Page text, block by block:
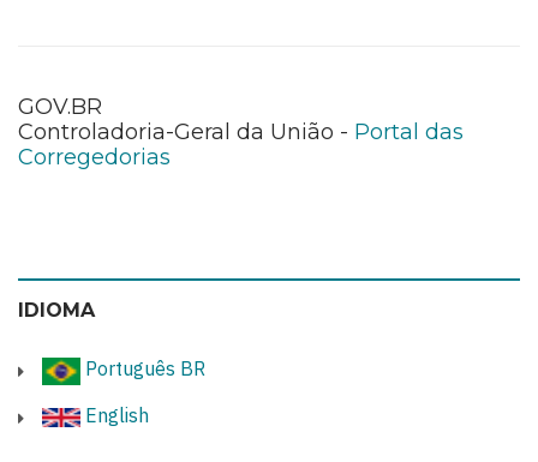
GOV.BR
Controladoria-Geral da União - Portal das
Corregedorias
IDIOMA
Português BR
English